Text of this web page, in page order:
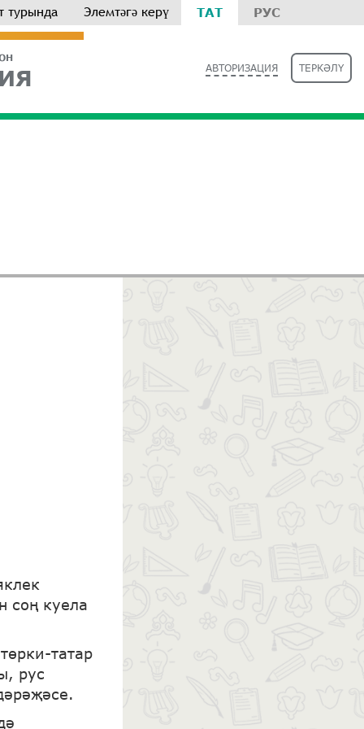
ТАТ РУС
турында Элемтәгә керү
АВТОРИЗАЦИЯ ТЕРКӘЛҮ
соң куела
татар
рус